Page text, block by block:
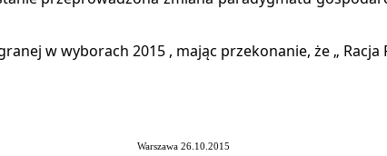
w wyborach 2015 , mając przekonanie, że „
Warszawa 26.10.2015